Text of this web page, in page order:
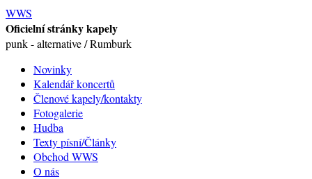
WWS
Oficielní stránky kapely
punk - alternative / Rumburk
Novinky
Kalendář koncertů
Členové kapely/kontakty
Fotogalerie
Hudba
Texty písní/Články
Obchod WWS
O nás